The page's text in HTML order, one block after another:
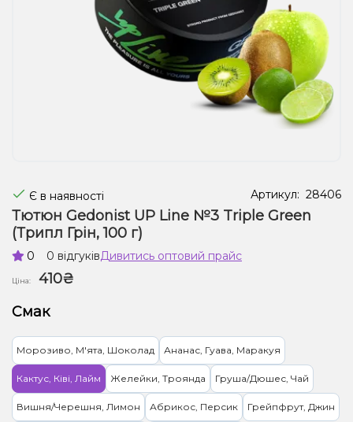
Рідини для електронних сигарет
Подарункові набори
Є в наявності Артикул: 28406
Тютюн Gedonist UP Line №3 Triple Green
(Трипл Грін, 100 г)
0 0 відгуківДивитись оптовий прайс
Ціна:
410₴
Смак
Морозиво, М'ята, Шоколад Ананас, Гуава, Маракуя
Кактус, Ківі, Лайм Желейки, Троянда Груша/Дюшес, Чай
Вишня/Черешня, Лимон Абрикос, Персик Грейпфрут, Джин